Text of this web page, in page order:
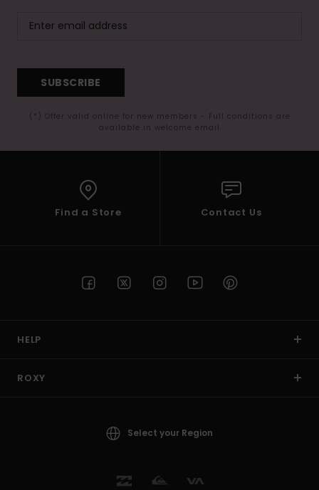
SUBSCRIBE
(*) Offer valid online for new members - Full conditions are
available in welcome email
Find a Store Contact Us
HELP
ROXY
Select your Region